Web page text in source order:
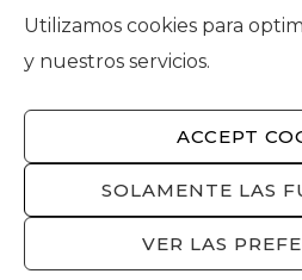
Utilizamos cookies para
y nuestros servicios.
ACCEPT
SOLAMENTE LAS
VER LAS
foment@foment.com
© 2026 - Foment del
de privacidad /
Privacidad